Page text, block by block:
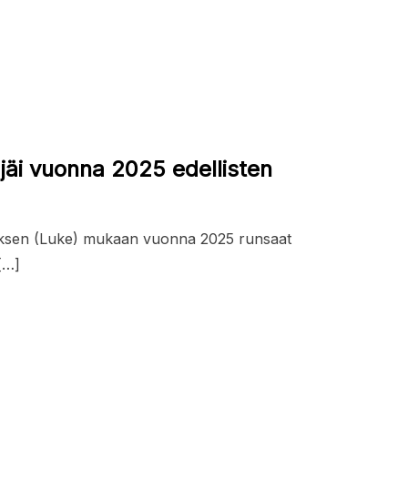
vuonna 2025 edellisten
(Luke) mukaan vuonna 2025 runsaat